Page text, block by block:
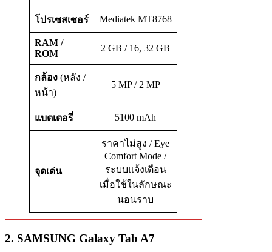
โปรเซสเซอร์ Mediatek MT8768
RAM /
ROM
2 GB / 16, 32 GB
กล้อง (หลัง /
หน้า)
5 MP / 2 MP
แบตเตอรี่ 5100 mAh
จุดเด่น
ราคาไม่สูง / Eye
Comfort Mode /
ระบบแจ้งเตือน
เมื่อใช้ในลักษณะ
นอนราบ
2. SAMSUNG Galaxy Tab A7